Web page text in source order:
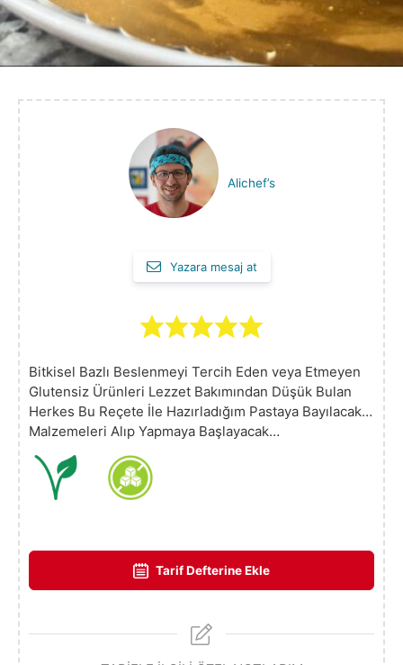
Alichef’s
Yazara mesaj at
Bitkisel Bazlı Beslenmeyi Tercih Eden veya Etmeyen
Glutensiz Ürünleri Lezzet Bakımından Düşük Bulan
Herkes Bu Reçete İle Hazırladığım Pastaya Bayılacak…
Malzemeleri Alıp Yapmaya Başlayacak…
Tarif Defterine Ekle